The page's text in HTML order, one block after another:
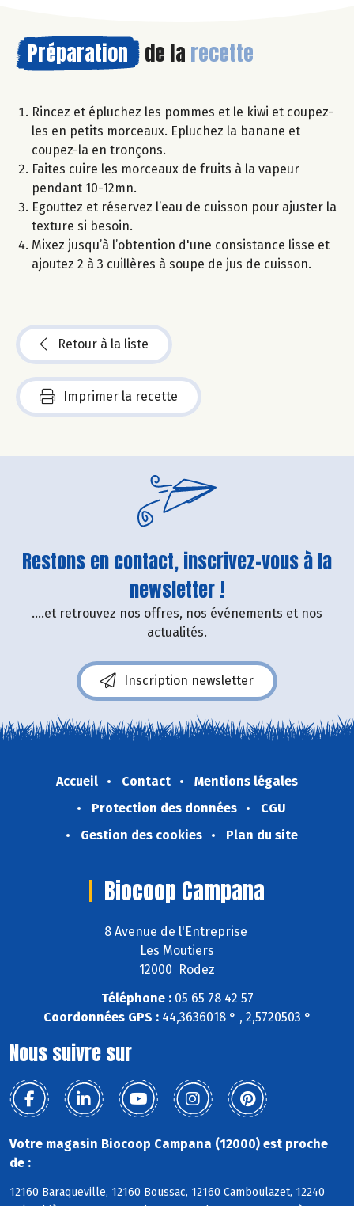
Préparation de la recette
Rincez et épluchez les pommes et le kiwi et coupez-
les en petits morceaux. Epluchez la banane et
coupez-la en tronçons.
Faites cuire les morceaux de fruits à la vapeur
pendant 10-12mn.
Egouttez et réservez l’eau de cuisson pour ajuster la
texture si besoin.
Mixez jusqu’à l’obtention d'une consistance lisse et
ajoutez 2 à 3 cuillères à soupe de jus de cuisson.
Retour à la liste
Imprimer la recette
Restons en contact, inscrivez-vous à la
newsletter !
....et retrouvez nos offres, nos événements et nos
actualités.
Inscription newsletter
Accueil Contact
Mentions légales
Protection des données
CGU
Gestion des cookies
Plan du site
Biocoop Campana
8 Avenue de l'Entreprise
Les Moutiers
12000 Rodez
Téléphone :05 65 78 42 57
Coordonnées GPS :44,3636018 ° , 2,5720503 °
Nous suivre sur
Votre magasin Biocoop Campana (12000) est proche
de :
12160 Baraqueville, 12160 Boussac, 12160 Camboulazet, 12240